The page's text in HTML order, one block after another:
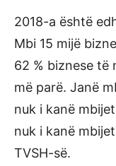
2018-a është
Mbi 15 mijë
62 % biznese të
më parë. Janë
nuk i kanë
nuk i kanë
TVSH-së.